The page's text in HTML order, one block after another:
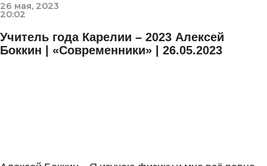
26 мая, 2023
20:02
Учитель года Карелии – 2023 Алексей
Боккин | «Современники» | 26.05.2023